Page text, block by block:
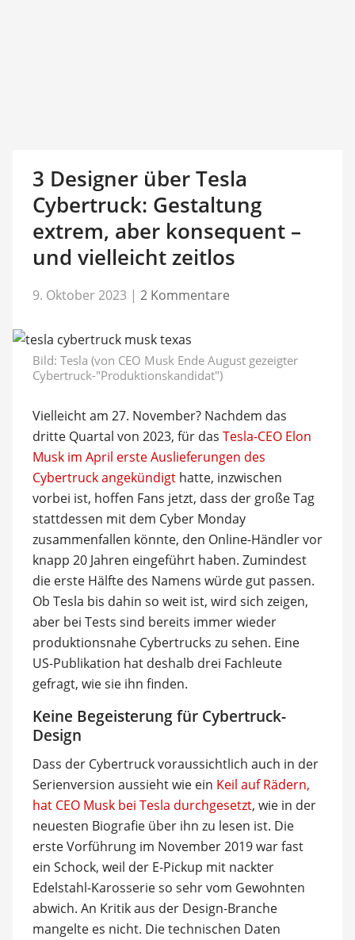
3 Designer über Tesla
Cybertruck: Gestaltung
extrem, aber konsequent –
und vielleicht zeitlos
9. Oktober 2023 | 2 Kommentare
Bild: Tesla (von CEO Musk Ende August gezeigter
Cybertruck-"Produktionskandidat")
Vielleicht am 27. November? Nachdem das
dritte Quartal von 2023, für das Tesla-CEO Elon
Musk im April erste Auslieferungen des
Cybertruck angekündigthatte, inzwischen
vorbei ist, hoffen Fans jetzt, dass der große Tag
stattdessen mit dem Cyber Monday
zusammenfallen könnte, den Online-Händler vor
knapp 20 Jahren eingeführt haben. Zumindest
die erste Hälfte des Namens würde gut passen.
Ob Tesla bis dahin so weit ist, wird sich zeigen,
aber bei Tests sind bereits immer wieder
produktionsnahe Cybertrucks zu sehen. Eine
US-Publikation hat deshalb drei Fachleute
gefragt, wie sie ihn finden.
Keine Begeisterung für Cybertruck-
Design
Dass der Cybertruck voraussichtlich auch in der
Serienversion aussieht wie ein Keil auf Rädern,
hat CEO Musk bei Tesla durchgesetzt, wie in der
neuesten Biografie über ihn zu lesen ist. Die
erste Vorführung im November 2019 war fast
ein Schock, weil der E-Pickup mit nackter
Edelstahl-Karosserie so sehr vom Gewohnten
abwich. An Kritik aus der Design-Branche
mangelte es nicht. Die technischen Daten